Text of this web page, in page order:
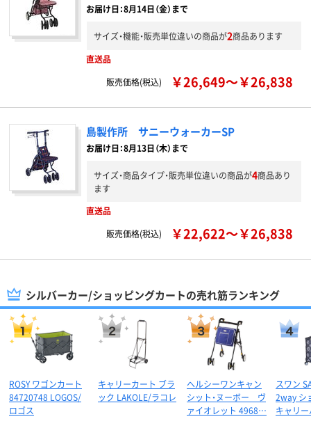
お届け日：8月14日（金）まで
サイズ・機能・販売単位違いの商品が2商品あります
直送品
販売価格(税込)
￥26,649～￥26,838
島製作所 サニーウォーカーSP
お届け日：8月13日（木）まで
サイズ・商品タイプ・販売単位違いの商品が4商品あり
ます
直送品
販売価格(税込)
￥22,622～￥26,838
シルバーカー/ショッピングカートの売れ筋ランキング
ROSY ワゴンカート
84720748 LOGOS/
ロゴス
キャリーカート ブラ
ック LAKOLE/ラコレ
ヘルシーワンキャン
シット・ヌーボー ヴ
ァイオレット 4968…
スワン
2way シ
キャリ